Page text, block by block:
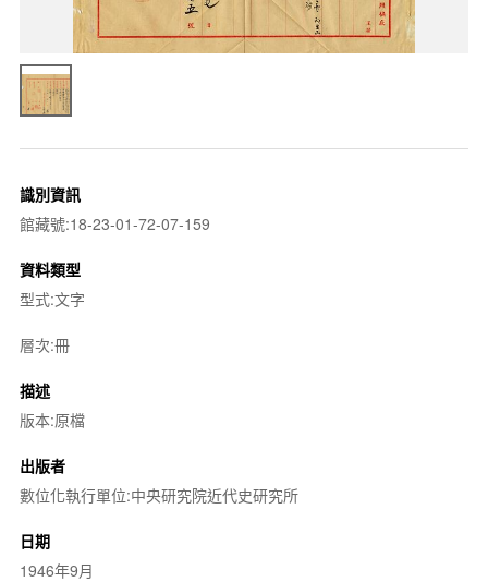
識別資訊
館藏號:18-23-01-72-07-159
資料類型
型式:文字
層次:冊
描述
版本:原檔
出版者
數位化執行單位:中央研究院近代史研究所
日期
1946年9月